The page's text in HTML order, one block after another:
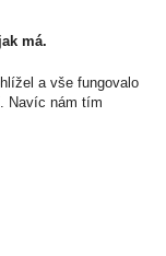
má.
a vše fungovalo
Navíc nám tím